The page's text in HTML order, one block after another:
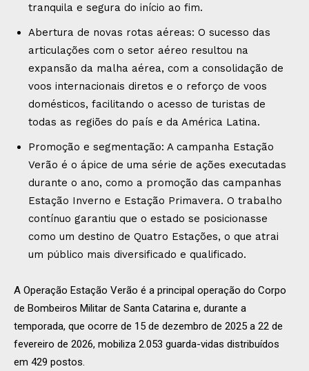
tranquila e segura do início ao fim.
Abertura de novas rotas aéreas: O sucesso das
articulações com o setor aéreo resultou na
expansão da malha aérea, com a consolidação de
voos internacionais diretos e o reforço de voos
domésticos, facilitando o acesso de turistas de
todas as regiões do país e da América Latina.
Promoção e segmentação: A campanha Estação
Verão é o ápice de uma série de ações executadas
durante o ano, como a promoção das campanhas
Estação Inverno e Estação Primavera. O trabalho
contínuo garantiu que o estado se posicionasse
como um destino de Quatro Estações, o que atrai
um público mais diversificado e qualificado.
A Operação Estação Verão é a principal operação do Corpo
de Bombeiros Militar de Santa Catarina e, durante a
temporada, que ocorre de 15 de dezembro de 2025 a 22 de
fevereiro de 2026, mobiliza 2.053 guarda-vidas distribuídos
em 429 postos.